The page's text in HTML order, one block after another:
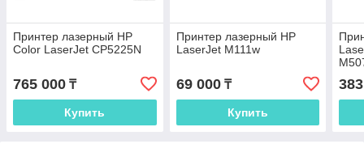
Принтер лазерный HP
Color LaserJet CP5225N
765 000 ₸
Купить
Принтер лазерный HP
LaserJet M111w
69 000₸
Купить